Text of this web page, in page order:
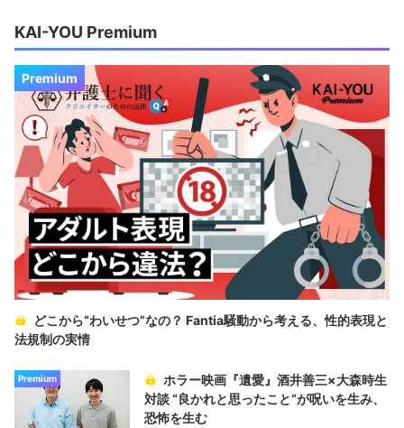
KAI-YOU Premium
Premium
どこから“わいせつ”なの？ Fantia騒動から考える、性的表現と
法規制の実情
Premium
ホラー映画『遺愛』酒井善三×大森時生
対談 “良かれと思ったこと“が呪いを生み、
恐怖を生む